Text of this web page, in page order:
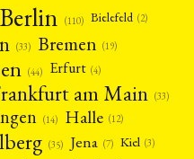
Berlin (110) Bielefeld (2)
(33) Bremen (19)
(44) Erfurt (4)
am Main (33)
(14) Halle (12)
(35) Jena (7) Kiel (3)